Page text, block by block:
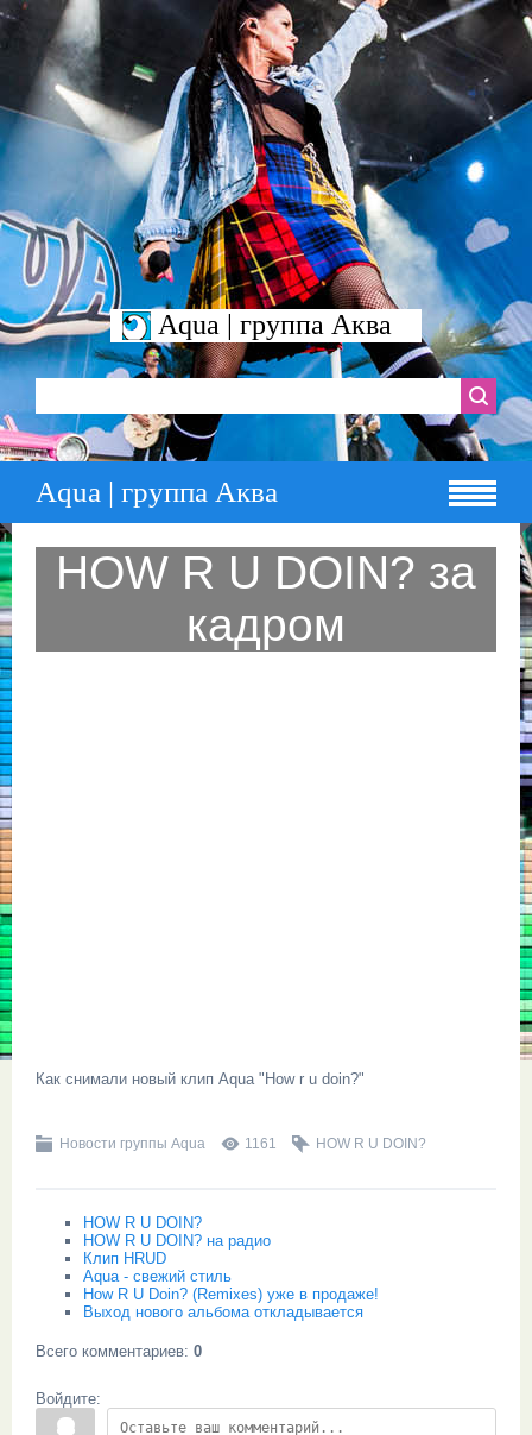
Aqua | группа Аква
Aqua | группа Аква
HOW R U DOIN? за
кадром
Как снимали новый клип Aqua "How r u doin?"
Новости группы Aqua 1161 HOW R U DOIN?
HOW R U DOIN?
HOW R U DOIN? на радио
Клип HRUD
Aqua - свежий стиль
How R U Doin? (Remixes) уже в продаже!
Выход нового альбома откладывается
Всего комментариев: 0
Войдите: